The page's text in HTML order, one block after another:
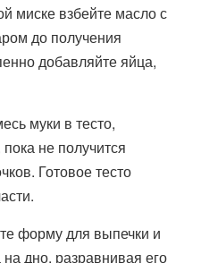
миске взбейте масло с
до получения
добавляйте яйца,
муки в тесто,
не получится
Готовое тесто
форму для выпечки и
дно, разравнивая его